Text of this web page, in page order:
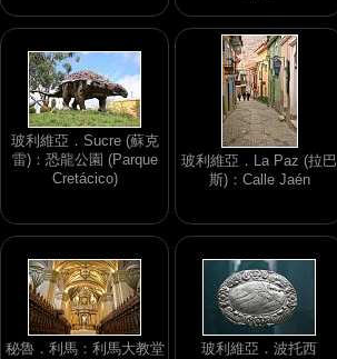
玻利維亞．Sucre (蘇克
雷)：恐龍公園 (Parque
Cretácico)
玻利維亞．La Paz (拉巴
斯)：Calle Jaén
秘魯．利馬：利馬大教堂
玻利維亞．波托西